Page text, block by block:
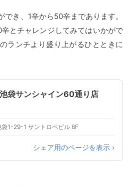
き、1辛から50辛まであります。
とチャレンジしてみてはいかがで
ランチより盛り上がるひとときに
袋サンシャイン60通り店
1-29-1 サントロペビル 6F
シェア用のページを表示 ›